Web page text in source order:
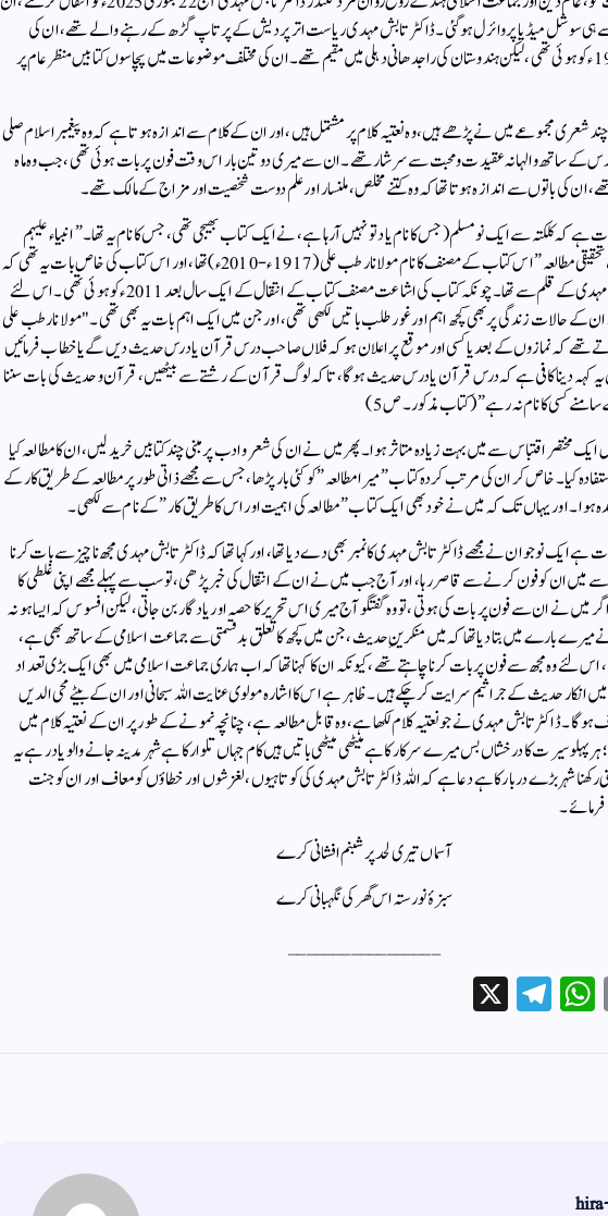
سے ہی سوشل میڈیا پر وائرل ہوگئی ۔ڈاکٹر تابش مہدی ریاست اتر پردیش کے پرتاپ گڑھ کے رہنے والے تھے ، ان کی
پیدائش 13 جولائی 1951ء کو ہوئی تھی ، لیکن ہندوستان کی راجدھانی دہلی میں مقیم تھے۔ ان کی مختلف موضوعات میں پچاسوں کتابیں منظر عام پر
شعری مجموعے میں نے پڑھے ہیں ، وہ نعتیہ کلام پر مشتمل ہیں ، اور ان کے کلام سے اندازہ ہوتا ہے کہ وہ پیغمبر اسلام صلی
کے ساتھ والہانہ عقیدت و محبت سے سرشار تھے ۔ ان سے میری دو تین بار اس وقت فون پر بات ہوئی تھی ، جب وہ ماہ
، ان کی باتوں سے اندازہ ہوتا تھا کہ وہ کتنے مخلص ، ملنسار اور علم دوست شخصیت اور مزاج کے مالک تھے ۔
ہے کہ کلکتہ سے ایک نو مسلم ( جس کا نام یاد تو نہیں آرہا ہے ، نے ایک کتاب بھیجی تھی ، جس کا نام یہ تھا ۔” انبیاء علیہم
السلام کے والدین ، ایک تحقیقی مطالعہ ” اس کتاب کے مصنف کا نام مولانا رطب علی (1917ء- 2010ء ) تھا ، اور اس کتاب کی خاص بات یہ تھی کہ
اس کا مقدمہ ڈاکٹر تابش مہدی کے قلم سے تھا ۔ چونکہ کتاب کی اشاعت مصنف کتاب کے انتقال کے ایک سال بعد 2011ء کو ہوئی تھی ۔ اس لئے
حالات زندگی پر بھی کچھ اہم اور غور طلب باتیں لکھی تھی ، اور جن میں ایک اہم بات یہ بھی تھی ۔ "مولانا رطب علی
تھے کہ نمازوں کے بعد یا کسی اور موقع پر اعلان ہو کہ فلاں صاحب درس قرآن یا درس حدیث دیں گے یا خطاب فرمائیں
کہہ دینا کافی ہے کہ درس قرآن یا درس حدیث ہوگا ، تاکہ لوگ قرآن کے رشتے سے بیٹھیں ، قرآن و حدیث کی بات سننا
کسی کا نام نہ رہے ” (کتاب مذکور ۔ ص 5)
مختصر اقتباس سے میں بہت زیادہ متاثر ہوا ۔ پھر میں نے ان کی شعر و ادب پر مبنی چند کتابیں خرید لیں ، ان کا مطالعہ کیا
کیا ۔ خاص کر ان کی مرتب کردہ کتاب ” میرا مطالعہ ” کو کئی بار پڑھا ، جس سے مجھے ذاتی طور پر مطالعہ کے طریق کار کے
ہوا ۔ اور یہاں تک کہ میں نے خود بھی ایک کتاب ” مطالعہ کی اہمیت اور اس کا طریق کار ” کے نام سے لکھی ۔
ہے ایک نوجوان نے مجھے ڈاکٹر تابش مہدی کا نمبر بھی دے دیا تھا ، اور کہا تھا کہ ڈاکٹر تابش مہدی مجھ ناچیز سے بات کرنا
سے میں ان کو فون کرنے سے قاصر رہا ، اور آج جب میں نے ان کے انتقال کی خبر پڑھی ، تو سب سے پہلے مجھے اپنی غلطی کا
میں نے ان سے فون پر بات کی ہوتی ، تو وہ گفتگو آج میری اس تحریر کا حصہ اور یادگار بن جاتی ، لیکن افسوس کہ ایسا ہو نہ
میرے بارے میں بتا دیا تھا کہ میں منکرین ِحدیث ، جن میں کچھ کا تعلق بد قسمتی سے جماعت اسلامی کے ساتھ بھی ہے ،
لئے وہ مجھ سے فون پر بات کرنا چاہتے تھے ، کیونکہ ان کا کہنا تھا کہ اب ہماری جماعت اسلامی میں بھی ایک بڑی تعداد
انکار حدیث کے جراثیم سرایت کرچکے ہیں ۔ ظاہر ہے اس کا اشارہ مولوی عنایت اللہ سبحانی اور ان کے بیٹے محی الدیں
۔ ڈاکٹر تابش مہدی نے جو نعتیہ کلام لکھا ہے ، وہ قابل مطالعہ ہے ، چنانچہ نمونے کے طور پر ان کے نعتیہ کلام میں
؛ہر پہلو سیرت کا درخشاں بس میرے سرکار کا ہےمیٹھی میٹھی باتیں ہیں کام جہاں تلوار کا ہےشہر مدینہ جانے والو یاد رہے یہ
رکھنا شہر بڑے دربار کا ہےدعا ہے کہ اللہ ڈاکٹر تابش مہدی کی کوتاہیوں ، لغزشوں اور خطاؤں کو معاف اور ان کو جنت
۔
آسماں تیری لحد پر شبنم افشانی کرے
سبزۂ نورستہ اس گھر کی نگہبانی کرے
E
W
Te